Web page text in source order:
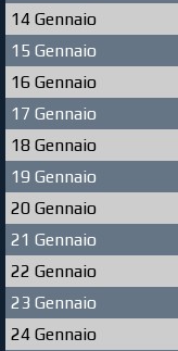
14 Gennaio
15 Gennaio
16 Gennaio
17 Gennaio
18 Gennaio
19 Gennaio
20 Gennaio
21 Gennaio
22 Gennaio
23 Gennaio
24 Gennaio